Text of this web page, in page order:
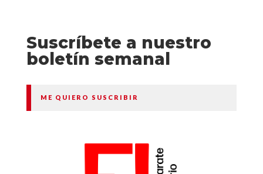
Suscríbete a nuestro
boletín semanal
ME QUIERO SUSCRIBIR